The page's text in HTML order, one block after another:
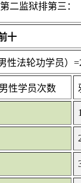
二监狱排第三：
十
性法轮功学员）
性学员次数